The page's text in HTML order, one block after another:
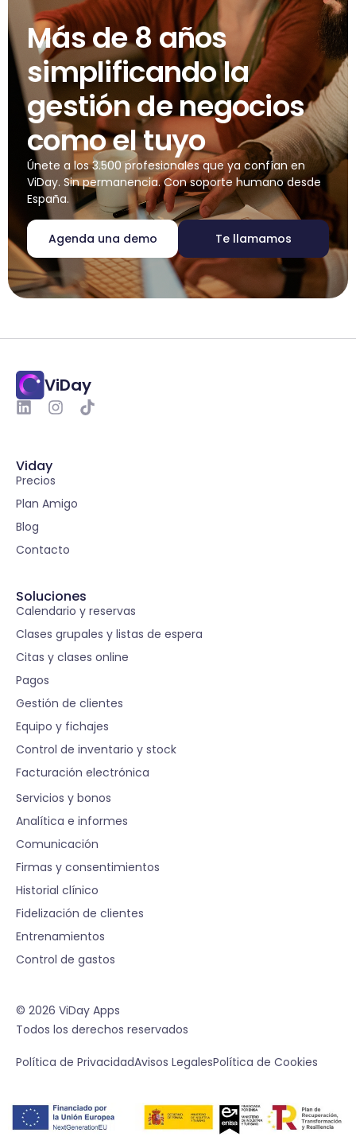
Más de 8 años
simplificando la
gestión de negocios
como el tuyo
Únete a los 3.500 profesionales que ya confían en
ViDay. Sin permanencia. Con soporte humano desde
España.
Agenda una demo Te llamamos
ViDay
Viday
Precios
Plan Amigo
Blog
Contacto
Soluciones
Calendario y reservas
Clases grupales y listas de espera
Citas y clases online
Pagos
Gestión de clientes
Equipo y fichajes
Control de inventario y stock
Facturación electrónica
Servicios y bonos
Analítica e informes
Comunicación
Firmas y consentimientos
Historial clínico
Fidelización de clientes
Entrenamientos
Control de gastos
© 2026 ViDay Apps
Todos los derechos reservados
Política de PrivacidadAvisos LegalesPolítica de Cookies